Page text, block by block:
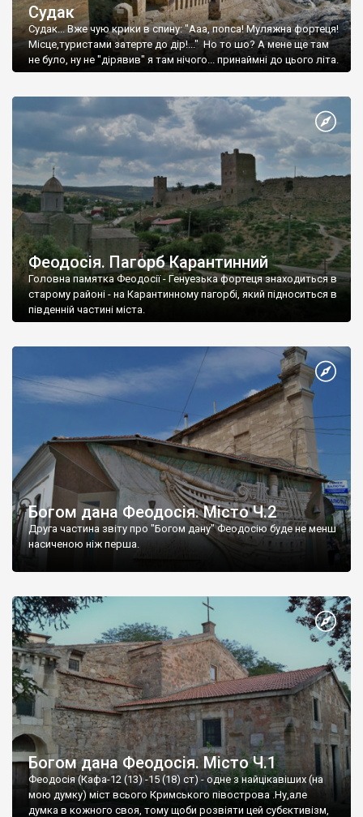
Судак
Судак... Вже чую крики в спину: "Ааа, попса! Муляжна фортеця!
Місце,туристами затерте до дір!..." Но то шо? А мене ще там
не було, ну не "дірявив" я там нічого... принаймні до цього літа.
Феодосія. Пагорб Карантинний
Головна памятка Феодосії - Генуезька фортеця знаходиться в
старому районі - на Карантинному пагорбі, який підноситься в
південній частині міста.
Богом дана Феодосія. Місто Ч.2
Друга частина звіту про "Богом дану" Феодосію буде не менш
насиченою ніж перша.
Богом дана Феодосія. Місто Ч.1
Феодосія (Кафа-12 (13) -15 (18) ст) - одне з найцікавіших (на
мою думку) міст всього Кримського півострова .Ну,але
думка в кожного своя, тому щоби розвіяти цей субєктивізм,